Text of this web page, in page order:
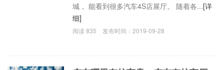
城， 能看到很多汽车4S店展厅。 随着各...[详
细]
阅读835 发布时间：2019-09-28